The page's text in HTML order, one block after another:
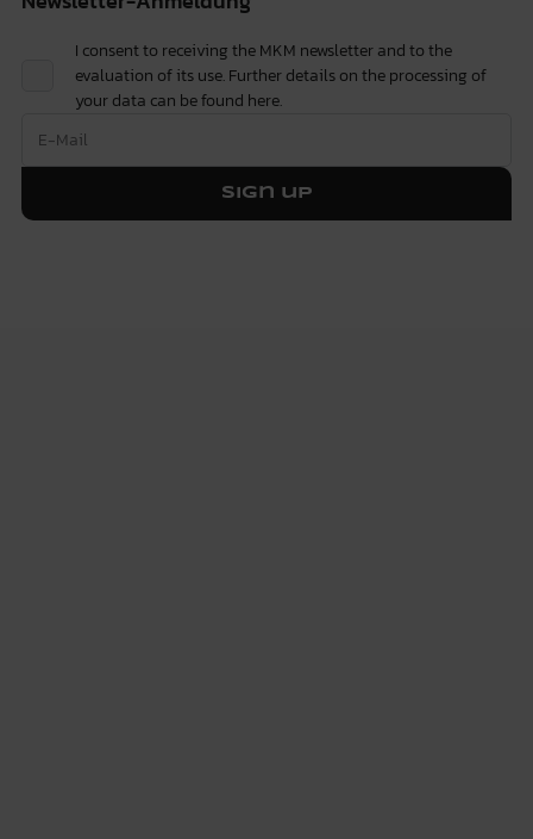
I consent to receiving the MKM newsletter and to the
evaluation of its use. Further details on the processing of
your data can be found here.
Sign up